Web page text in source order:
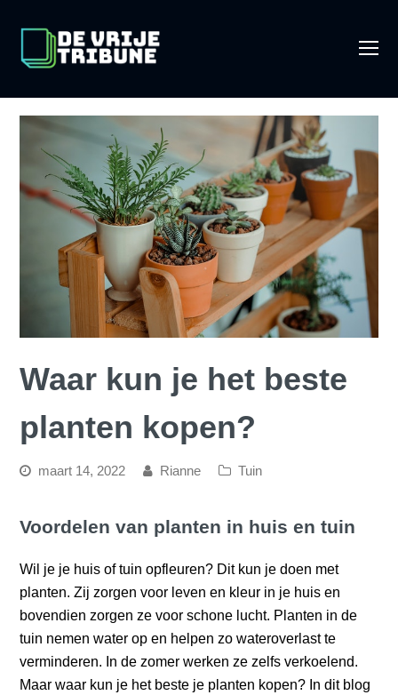
Waar kun je het beste
planten kopen?
maart 14, 2022 Rianne Tuin
Voordelen van planten in huis en tuin
Wil je je huis of tuin opfleuren? Dit kun je doen met
planten. Zij zorgen voor leven en kleur in je huis en
bovendien zorgen ze voor schone lucht. Planten in de
tuin nemen water op en helpen zo wateroverlast te
verminderen. In de zomer werken ze zelfs verkoelend.
Maar waar kun je het beste je planten kopen? In dit blog